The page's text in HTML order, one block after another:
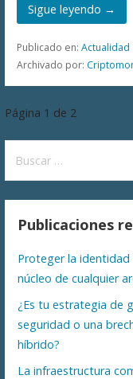
Sigue leyendo →
Publicado en: Actualidad
Archivado por:
Navegación
por
Entrada
Página 1 de 2
Publicaciones
Proteger la identidad
núcleo de cualquier
¿Es tu estrategia de
seguridad o una
híbrido?
La infraestructura